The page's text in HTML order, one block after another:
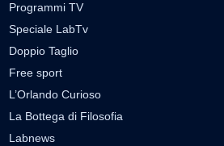
Programmi TV
Speciale LabTv
Doppio Taglio
Free sport
L’Orlando Curioso
La Bottega di Filosofia
Labnews